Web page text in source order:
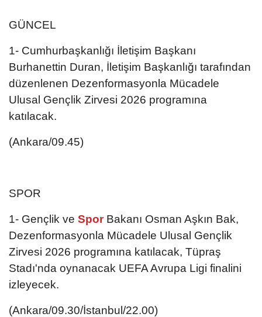
GÜNCEL
1- Cumhurbaşkanlığı İletişim Başkanı
Burhanettin Duran, İletişim Başkanlığı tarafından
düzenlenen Dezenformasyonla Mücadele
Ulusal Gençlik Zirvesi 2026 programına
katılacak.
(Ankara/09.45)
SPOR
1- Gençlik ve Spor Bakanı Osman Aşkın Bak,
Dezenformasyonla Mücadele Ulusal Gençlik
Zirvesi 2026 programına katılacak, Tüpraş
Stadı'nda oynanacak UEFA Avrupa Ligi finalini
izleyecek.
(Ankara/09.30/İstanbul/22.00)